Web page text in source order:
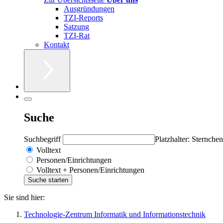
Ausgründungen
TZI-Reports
Satzung
TZI-Rat
Kontakt
Suche
Suchbegriff
Platzhalter:
Volltext
Personen/Einrichtungen
Volltext + Personen/Einrichtungen
Sie sind hier:
Technologie-Zentrum Informatik und Informationstechnik